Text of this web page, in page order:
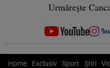
Urmărește
Home Exclusiv Sport Știri